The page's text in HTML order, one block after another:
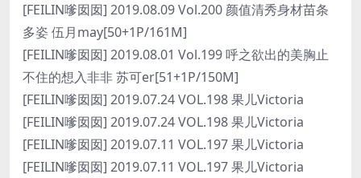
[FEILIN嗲囡囡] 2019.08.09 Vol.200 颜值清秀身材苗条
多姿 伍月may[50+1P/161M]
[FEILIN嗲囡囡] 2019.08.01 Vol.199 呼之欲出的美胸止
不住的想入非非 苏可er[51+1P/150M]
[FEILIN嗲囡囡] 2019.07.24 VOL.198 果儿Victoria
[FEILIN嗲囡囡] 2019.07.24 VOL.198 果儿Victoria
[FEILIN嗲囡囡] 2019.07.11 VOL.197 果儿Victoria
[FEILIN嗲囡囡] 2019.07.11 VOL.197 果儿Victoria